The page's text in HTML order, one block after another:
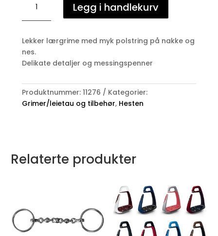
antall
Legg i handlekurv
Lekker lærgrime med myk polstring på nakke og
nes.
Delikate detaljer og messingspenner
Produktnummer: 11276
Kategorier:
Grimer/leietau og tilbehør, Hesten
Relaterte produkter